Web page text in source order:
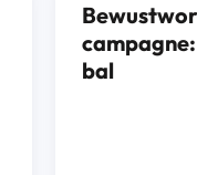
bal